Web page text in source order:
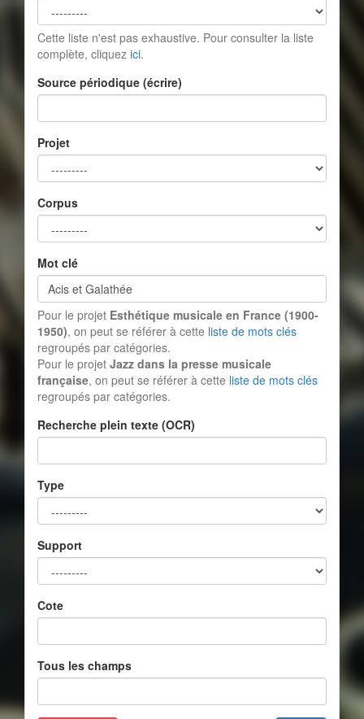
Cette liste n'est pas exhaustive. Pour consulter la liste
complète, cliquez ici.
Source périodique (écrire)
Projet
Corpus
Mot clé
Pour le projet Esthétique musicale en France (1900-
1950), on peut se référer à cette liste de mots clés
regroupés par catégories.
Pour le projet Jazz dans la presse musicale
française, on peut se référer à cette liste de mots clés
regroupés par catégories.
Recherche plein texte (OCR)
Type
Support
Cote
Tous les champs